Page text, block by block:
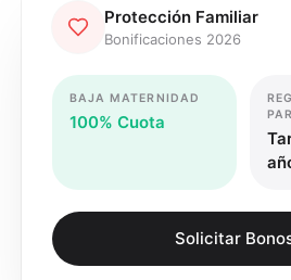
Protección Familiar
Bonificaciones 2026
BAJA MATERNIDAD
100% Cuota
Solicitar